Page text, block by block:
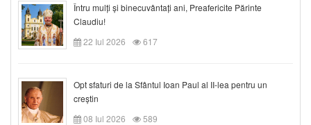
Întru mulți și binecuvântați ani, Preafericite Părinte
Claudiu!
22 Iul 2026
617
Opt sfaturi de la Sfântul Ioan Paul al II-lea pentru un
creștin
08 Iul 2026
589